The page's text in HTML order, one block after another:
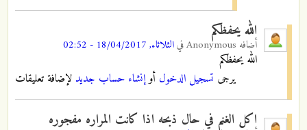
الله يحفظكم
أضافه Anonymousفيالثلاثاء, 18/04/2017 - 02:52
الله يحفظكم
يرجى تسجيل الدخول أوإنشاء حساب جديد لإضافة تعليقات
اكل الغنم في حال ذبحه اذا كانت المراره مفجوره